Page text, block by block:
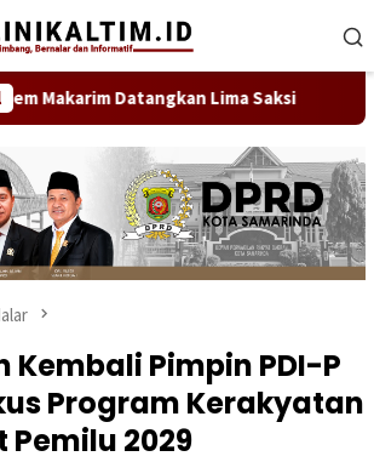
Datangkan Lima Saksi
Kembali Pimpin PDI-P
Program Kerakyatan
2029